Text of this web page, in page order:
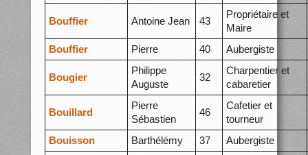
Bouffier Antoine Jean 43
Propriétaire et
Maire
Bouffier
Pierre 40 Aubergiste
Bougier
Philippe
Auguste
32
Charpentier et
cabaretier
Bouillard
Pierre
Sébastien
46
Cafetier et
tourneur
Bouisson
Barthélémy 37 Aubergiste